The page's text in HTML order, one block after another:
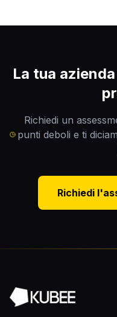
La tua
Richiedi un
punti deboli e ti
Richiedi